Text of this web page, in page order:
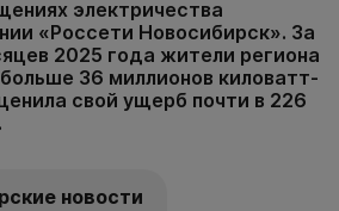
электричества
«Россети Новосибирск». За
2025 года жители региона
36 миллионов киловатт-
свой ущерб почти в 226
новости